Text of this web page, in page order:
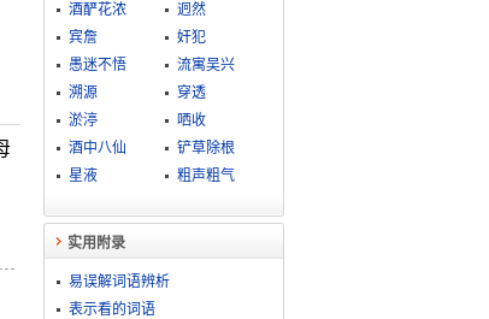
酒酽花浓
迥然
宾詹
奸犯
愚迷不悟
流寓吴兴
溯源
穿透
淤渟
哂收
酒中八仙
铲草除根
星液
粗声粗气
实用附录
易误解词语辨析
表示看的词语